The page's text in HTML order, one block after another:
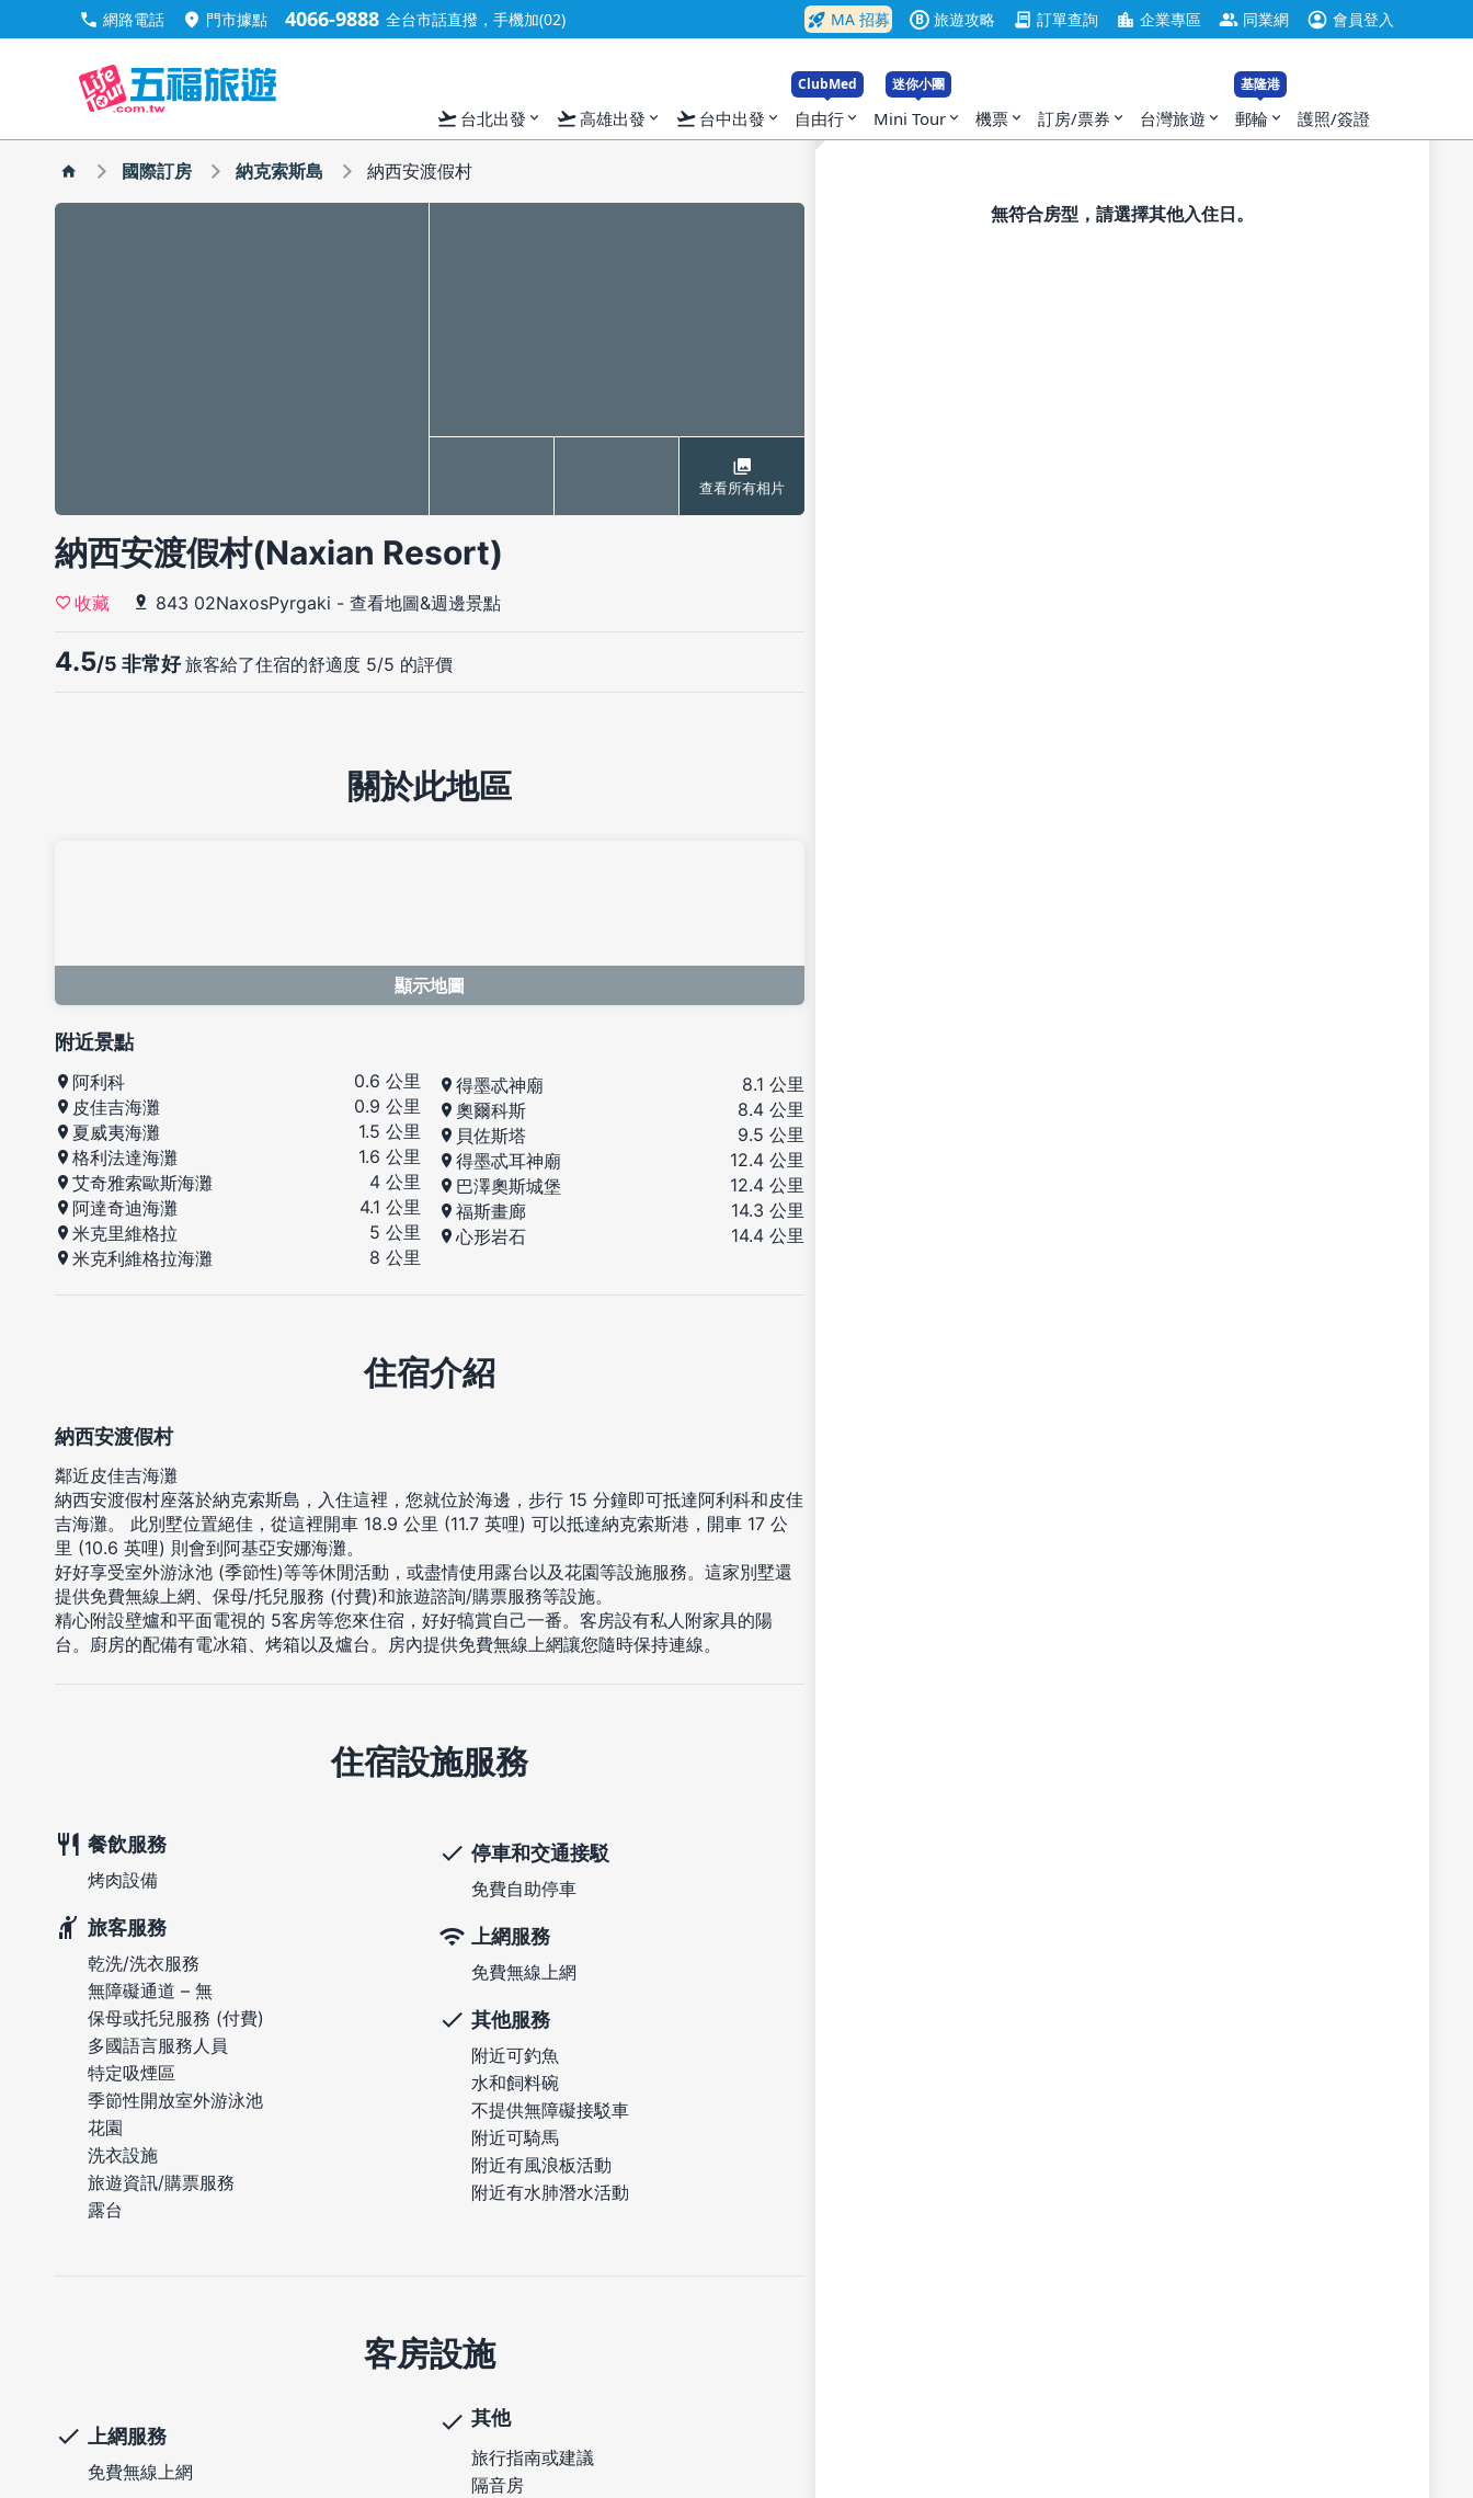
call 網路電話 location_on 門市據點 4066-9888 全台市話直撥，手機加(02) rocket_launch MA 招募 B 旅遊攻略 contract 訂單查詢 location_city 企業專區 group 同業網 account_circle 會員登入
flight_takeoff 台北出發 expand_more flight_takeoff高雄出發 expand_more flight_takeoff 台中出發 expand_more
ClubMed
自由行 expand_more
迷你小團
Mini Tour expand_more 機票 expand_more 訂房/票券 expand_more 台灣旅遊 expand_more
基隆港
郵輪 expand_more 護照/簽證
國際訂房 納克索斯島 納西安渡假村
查看所有相片
納西安渡假村(Naxian Resort)
收藏 843 02NaxosPyrgaki - 查看地圖&週邊景點
4.5/5 非常好旅客給了住宿的舒適度 5/5 的評價
無符合房型，請選擇其他入住日。
關於此地區
顯示地圖
附近景點
阿利科
0.6 公里
皮佳吉海灘
0.9 公里
夏威夷海灘
1.5 公里
格利法達海灘
1.6 公里
艾奇雅索歐斯海灘
4 公里
阿達奇迪海灘
4.1 公里
米克里維格拉
5 公里
米克利維格拉海灘
8 公里
得墨忒神廟
8.1 公里
奧爾科斯
8.4 公里
貝佐斯塔
9.5 公里
得墨忒耳神廟
12.4 公里
巴澤奧斯城堡
12.4 公里
福斯畫廊
14.3 公里
心形岩石
14.4 公里
住宿介紹
納西安渡假村
鄰近皮佳吉海灘
納西安渡假村座落於納克索斯島，入住這裡，您就位於海邊，步行 15 分鐘即可抵達阿利科和皮佳
吉海灘。 此別墅位置絕佳，從這裡開車 18.9 公里 (11.7 英哩) 可以抵達納克索斯港，開車 17 公
里 (10.6 英哩) 則會到阿基亞安娜海灘。
好好享受室外游泳池 (季節性)等等休閒活動，或盡情使用露台以及花園等設施服務。這家別墅還
提供免費無線上網、保母/托兒服務 (付費)和旅遊諮詢/購票服務等設施。
精心附設壁爐和平面電視的 5客房等您來住宿，好好犒賞自己一番。客房設有私人附家具的陽
台。廚房的配備有電冰箱、烤箱以及爐台。房內提供免費無線上網讓您隨時保持連線。
住宿設施服務
餐飲服務
烤肉設備
旅客服務
乾洗/洗衣服務
無障礙通道 – 無
保母或托兒服務 (付費)
多國語言服務人員
特定吸煙區
季節性開放室外游泳池
花園
洗衣設施
旅遊資訊/購票服務
露台
停車和交通接駁
免費自助停車
上網服務
免費無線上網
其他服務
附近可釣魚
水和飼料碗
不提供無障礙接駁車
附近可騎馬
附近有風浪板活動
附近有水肺潛水活動
客房設施
上網服務
免費無線上網
其他
旅行指南或建議
隔音房